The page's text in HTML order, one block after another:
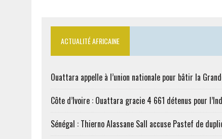
ACTUALITÉ AFRICAINE
Ouattara appelle à l’union nationale pour bâtir la
Côte d’Ivoire : Ouattara gracie 4 661 détenus pour
Sénégal : Thierno Alassane Sall accuse Pastef de